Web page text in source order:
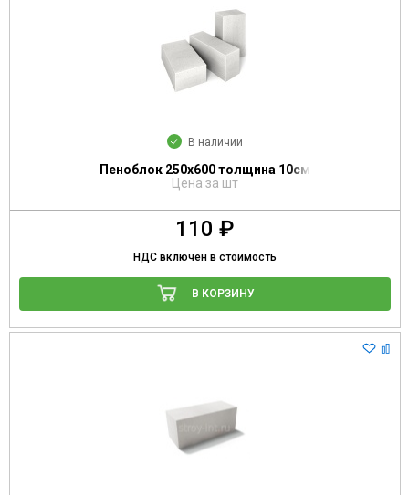
В наличии
Пеноблок 250х600 толщина 10см
Цена за шт
110 ₽
НДС включен в стоимость
В КОРЗИНУ